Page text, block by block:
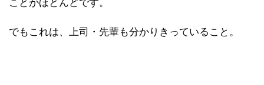
ことがほとんどです。
でもこれは、上司・先輩も分かりきっていること。